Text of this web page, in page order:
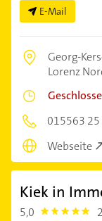
E-Mail
Georg-
Lorenz
015563 25
Webseite
Kiek in
5,0 5.0